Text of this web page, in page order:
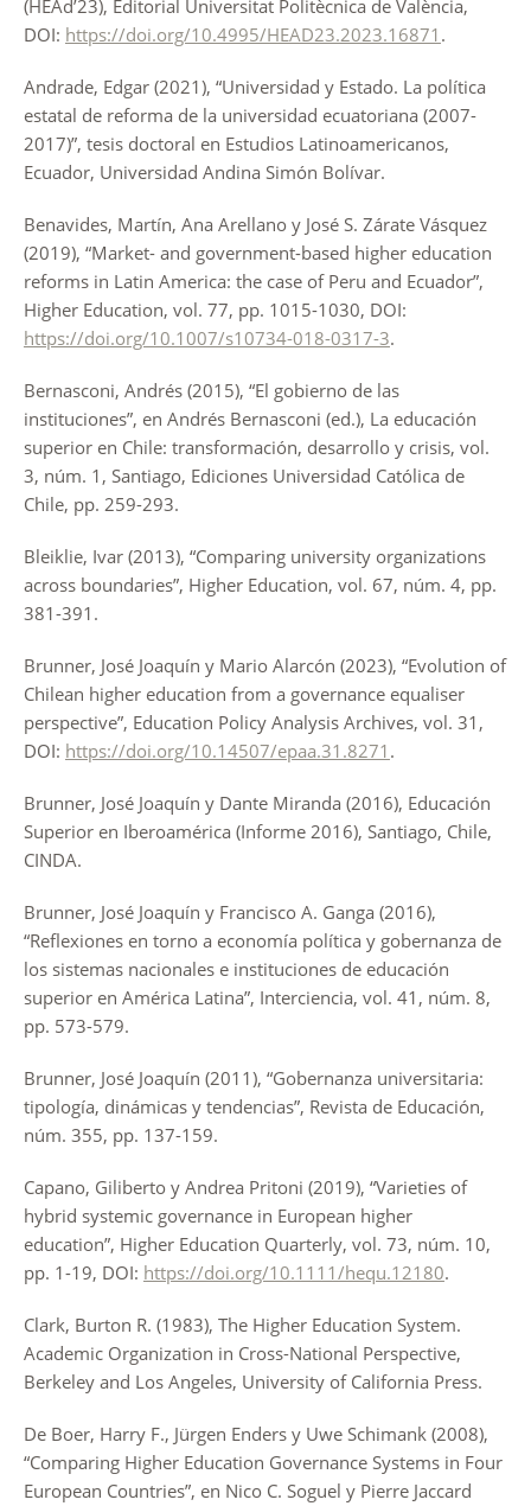
(HEAd’23), Editorial Universitat Politècnica de València,
DOI: https://doi.org/10.4995/HEAD23.2023.16871 .
Andrade, Edgar (2021), “Universidad y Estado. La política
estatal de reforma de la universidad ecuatoriana (2007-
2017)”, tesis doctoral en Estudios Latinoamericanos,
Ecuador, Universidad Andina Simón Bolívar.
Benavides, Martín, Ana Arellano y José S. Zárate Vásquez
(2019), “Market- and government-based higher education
reforms in Latin America: the case of Peru and Ecuador”,
Higher Education, vol. 77, pp. 1015-1030, DOI:
https://doi.org/10.1007/s10734-018-0317-3.
Bernasconi, Andrés (2015), “El gobierno de las
instituciones”, en Andrés Bernasconi (ed.), La educación
superior en Chile: transformación, desarrollo y crisis, vol.
3, núm. 1, Santiago, Ediciones Universidad Católica de
Chile, pp. 259-293.
Bleiklie, Ivar (2013), “Comparing university organizations
across boundaries”, Higher Education, vol. 67, núm. 4, pp.
381-391.
Brunner, José Joaquín y Mario Alarcón (2023), “Evolution of
Chilean higher education from a governance equaliser
perspective”, Education Policy Analysis Archives, vol. 31,
DOI: https://doi.org/10.14507/epaa.31.8271 .
Brunner, José Joaquín y Dante Miranda (2016), Educación
Superior en Iberoamérica (Informe 2016), Santiago, Chile,
CINDA.
Brunner, José Joaquín y Francisco A. Ganga (2016),
“Reflexiones en torno a economía política y gobernanza de
los sistemas nacionales e instituciones de educación
superior en América Latina”, Interciencia, vol. 41, núm. 8,
pp. 573-579.
Brunner, José Joaquín (2011), “Gobernanza universitaria:
tipología, dinámicas y tendencias”, Revista de Educación,
núm. 355, pp. 137-159.
Capano, Giliberto y Andrea Pritoni (2019), “Varieties of
hybrid systemic governance in European higher
education”, Higher Education Quarterly, vol. 73, núm. 10,
pp. 1-19, DOI: https://doi.org/10.1111/hequ.12180.
Clark, Burton R. (1983), The Higher Education System.
Academic Organization in Cross-National Perspective,
Berkeley and Los Angeles, University of California Press.
De Boer, Harry F., Jürgen Enders y Uwe Schimank (2008),
“Comparing Higher Education Governance Systems in Four
European Countries”, en Nico C. Soguel y Pierre Jaccard